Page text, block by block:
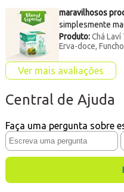
maravilhosos
simplesmente
Produto:Chá Laví
Erva-doce,
Ver mais avaliações
Central de Ajuda
Faça uma pergunta sobre